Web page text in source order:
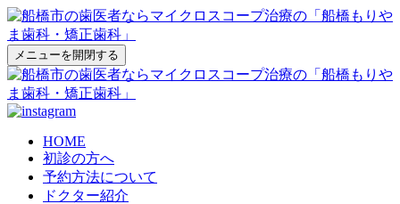
メニューを開閉する
HOME
初診の方へ
予約方法について
ドクター紹介